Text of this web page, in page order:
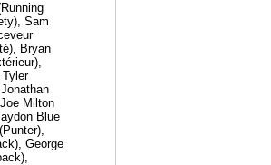
Sam
Bryan
Milton
Blue
George